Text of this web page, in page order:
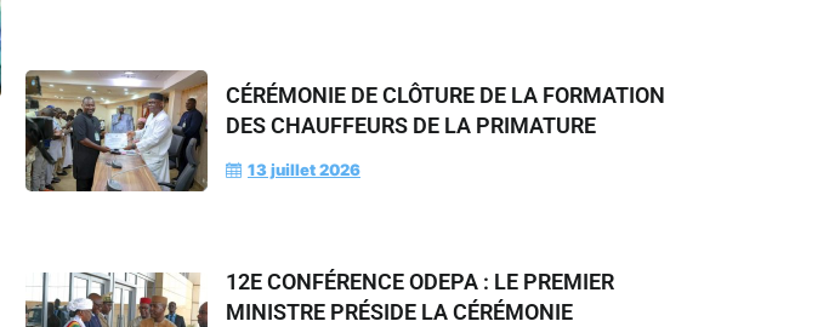
13 juillet 2026
CÉRÉMONIE DE CLÔTURE DE LA FORMATION
DES CHAUFFEURS DE LA PRIMATURE
12E CONFÉRENCE ODEPA : LE PREMIER
MINISTRE PRÉSIDE LA CÉRÉMONIE